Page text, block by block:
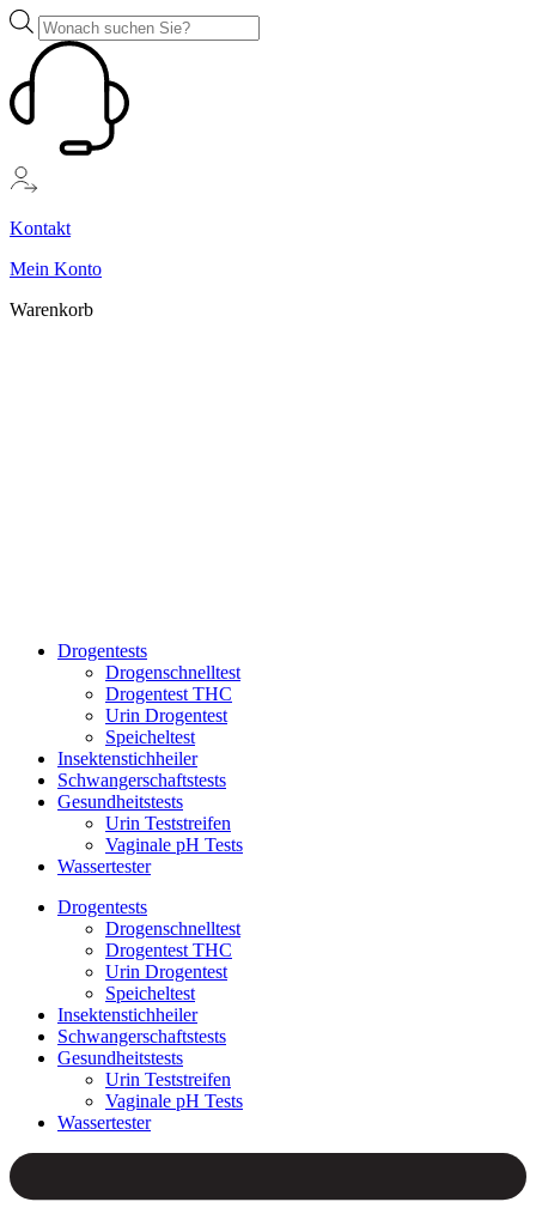
Zum
Inhalt
springen
Products
search
Kontakt
Mein Konto
Warenkorb
Drogentests
Drogenschnelltest
Drogentest THC
Urin Drogentest
Speicheltest
Insektenstichheiler
Schwangerschaftstests
Gesundheitstests
Urin Teststreifen
Vaginale pH Tests
Wassertester
Drogentests
Drogenschnelltest
Drogentest THC
Urin Drogentest
Speicheltest
Insektenstichheiler
Schwangerschaftstests
Gesundheitstests
Urin Teststreifen
Vaginale pH Tests
Wassertester